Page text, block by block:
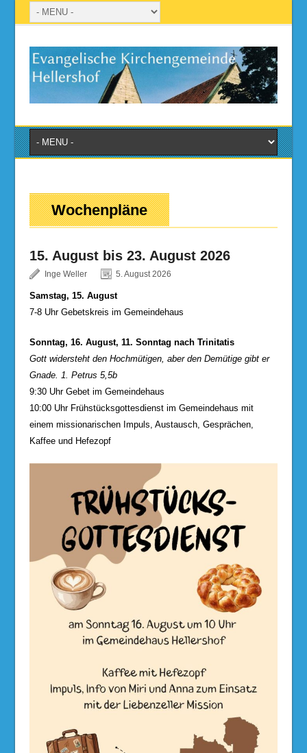
Wochenpläne
15. August bis 23. August 2026
Inge Weller 5. August 2026
Samstag, 15. August
7-8 Uhr Gebetskreis im Gemeindehaus
Sonntag, 16. August, 11. Sonntag nach Trinitatis
Gott widersteht den Hochmütigen, aber den Demütige gibt er
Gnade. 1. Petrus 5,5b
9:30 Uhr Gebet im Gemeindehaus
10:00 Uhr Frühstücksgottesdienst im Gemeindehaus mit
einem missionarischen Impuls, Austausch, Gesprächen,
Kaffee und Hefezopf